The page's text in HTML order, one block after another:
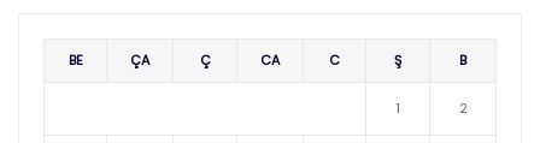
BE ÇA Ç CA C Ş B
1 2